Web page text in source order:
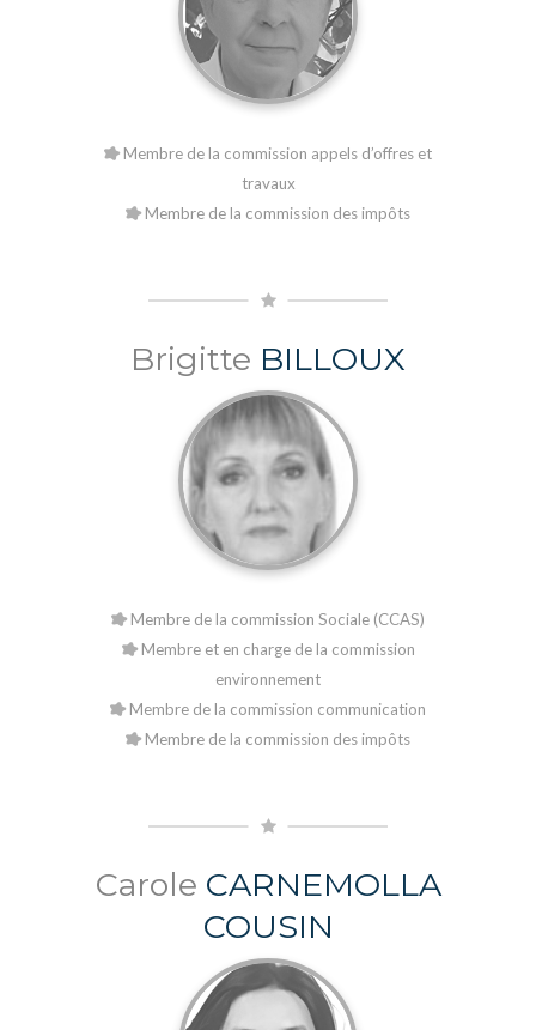
Membre de la commission appels d’offres et
travaux
Membre de la commission des impôts
Brigitte BILLOUX
Membre de la commission Sociale (CCAS)
Membre et en charge de la commission
environnement
Membre de la commission communication
Membre de la commission des impôts
Carole CARNEMOLLA
COUSIN